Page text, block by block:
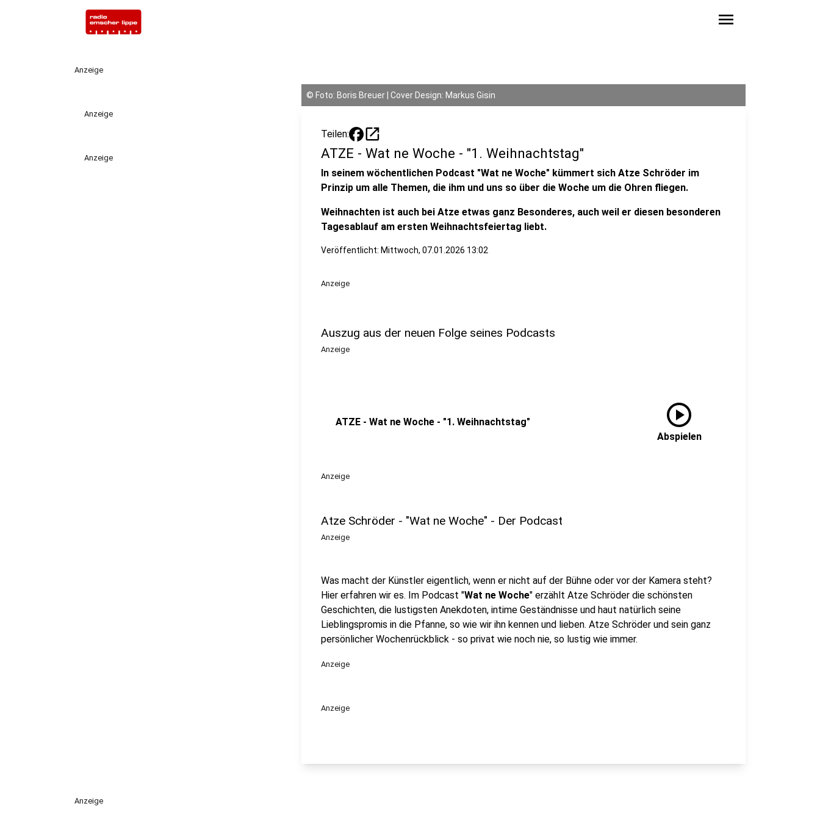
menu
Anzeige
Anzeige
Anzeige
© Foto: Boris Breuer | Cover Design: Markus Gisin
Teilen: open_in_new
ATZE - Wat ne Woche - "1. Weihnachtstag"
In seinem wöchentlichen Podcast "Wat ne Woche" kümmert sich Atze Schröder im
Prinzip um alle Themen, die ihm und uns so über die Woche um die Ohren fliegen.
Weihnachten ist auch bei Atze etwas ganz Besonderes, auch weil er diesen besonderen
Tagesablauf am ersten Weihnachtsfeiertag liebt.
Veröffentlicht: Mittwoch, 07.01.2026 13:02
Anzeige
Auszug aus der neuen Folge seines Podcasts
Anzeige
ATZE - Wat ne Woche - "1. Weihnachtstag" play_circle
Abspielen
Anzeige
Atze Schröder - "Wat ne Woche" - Der Podcast
Anzeige
Was macht der Künstler eigentlich, wenn er nicht auf der Bühne oder vor der Kamera steht?
Hier erfahren wir es. Im Podcast "Wat ne Woche" erzählt Atze Schröder die schönsten
Geschichten, die lustigsten Anekdoten, intime Geständnisse und haut natürlich seine
Lieblingspromis in die Pfanne, so wie wir ihn kennen und lieben. Atze Schröder und sein ganz
persönlicher Wochenrückblick - so privat wie noch nie, so lustig wie immer.
Anzeige
Anzeige
Anzeige